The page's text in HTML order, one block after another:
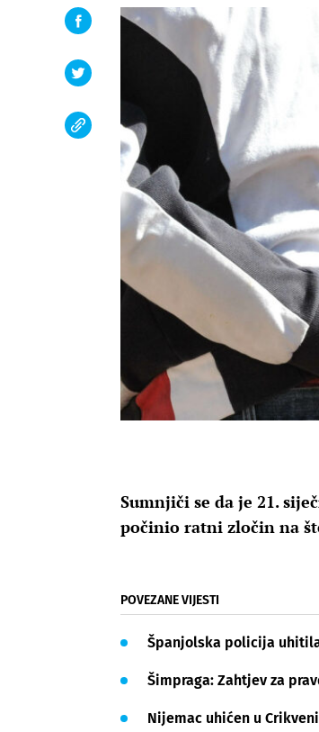
Sumnjiči se da je 21.
počinio ratni zločin na
POVEZANE VIJESTI
Španjolska policija
Šimpraga: Zahtjev za
Nijemac uhićen u